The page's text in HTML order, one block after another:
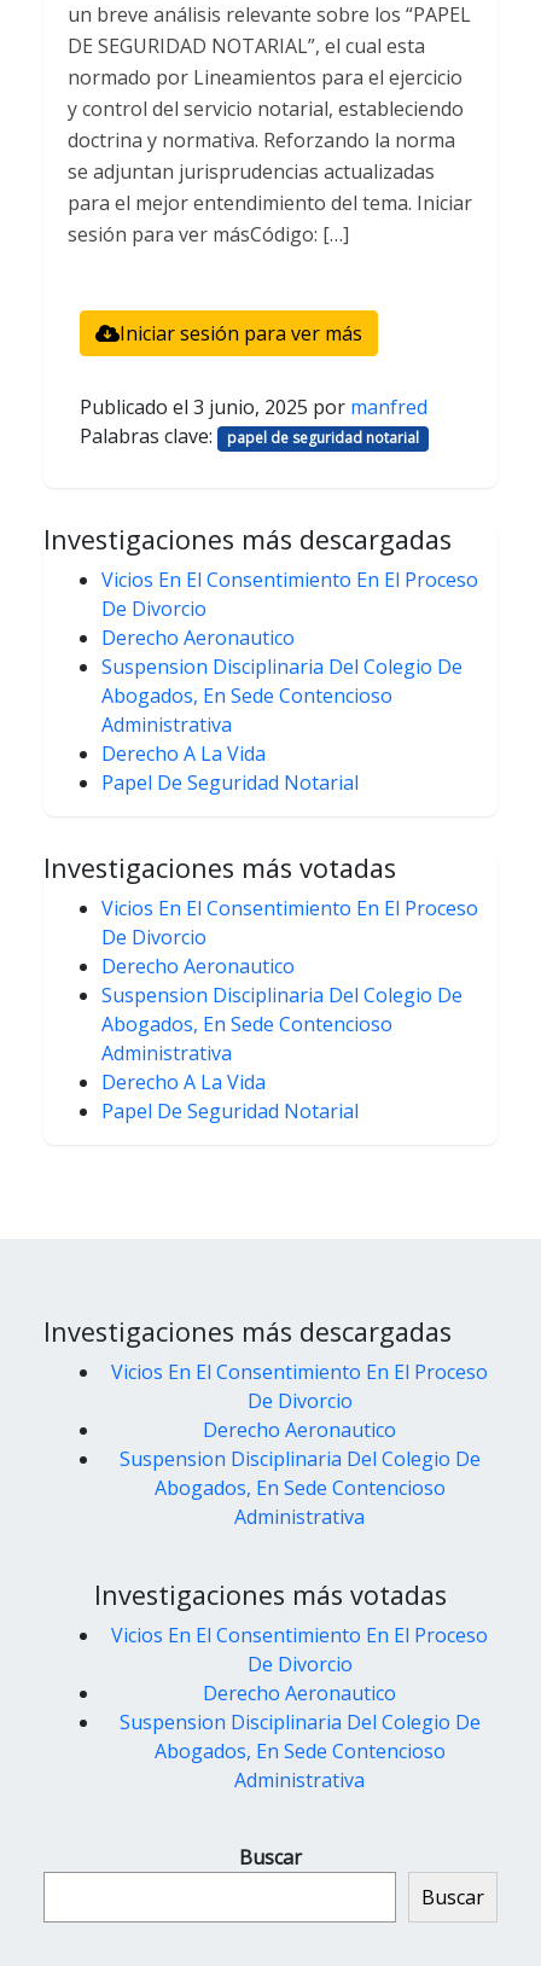
un breve análisis relevante sobre los “PAPEL
DE SEGURIDAD NOTARIAL”, el cual esta
normado por Lineamientos para el ejercicio
y control del servicio notarial, estableciendo
doctrina y normativa. Reforzando la norma
se adjuntan jurisprudencias actualizadas
para el mejor entendimiento del tema. Iniciar
sesión para ver másCódigo: […]
Iniciar sesión para ver más
Publicado el 3 junio, 2025 por manfred
Palabras clave:
papel de seguridad notarial
Investigaciones más descargadas
Vicios En El Consentimiento En El Proceso
De Divorcio
Derecho Aeronautico
Suspension Disciplinaria Del Colegio De
Abogados, En Sede Contencioso
Administrativa
Derecho A La Vida
Papel De Seguridad Notarial
Investigaciones más votadas
Vicios En El Consentimiento En El Proceso
De Divorcio
Derecho Aeronautico
Suspension Disciplinaria Del Colegio De
Abogados, En Sede Contencioso
Administrativa
Derecho A La Vida
Papel De Seguridad Notarial
Investigaciones más descargadas
Vicios En El Consentimiento En El Proceso
De Divorcio
Derecho Aeronautico
Suspension Disciplinaria Del Colegio De
Abogados, En Sede Contencioso
Administrativa
Investigaciones más votadas
Vicios En El Consentimiento En El Proceso
De Divorcio
Derecho Aeronautico
Suspension Disciplinaria Del Colegio De
Abogados, En Sede Contencioso
Administrativa
Buscar
Buscar